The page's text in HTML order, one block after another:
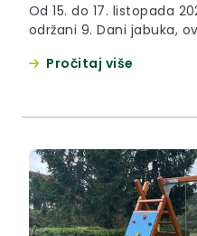
Od 15. do 17. listopada
održani 9. Dani jabuka,
Pročitaj više